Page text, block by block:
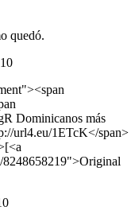
quedó.
Dominicanos más
url4.eu/1ETcK</span>
8248658219">Original